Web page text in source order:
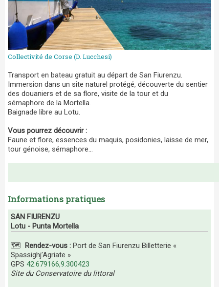
Collectivité de Corse (D. Lucchesi)
Transport en bateau gratuit au départ de San Fiurenzu.
Immersion dans un site naturel protégé, découverte du sentier
des douaniers et de sa flore, visite de la tour et du
sémaphore de la Mortella.
Baignade libre au Lotu.
Vous pourrez découvrir :
Faune et flore, essences du maquis, posidonies, laisse de mer,
tour génoise, sémaphore...
Informations pratiques
SAN FIURENZU
Lotu - Punta Mortella
🗺️ Rendez-vous : Port de San Fiurenzu Billetterie «
Spassighj’Agriate »
GPS 42.679166,9.300423
Site du Conservatoire du littoral